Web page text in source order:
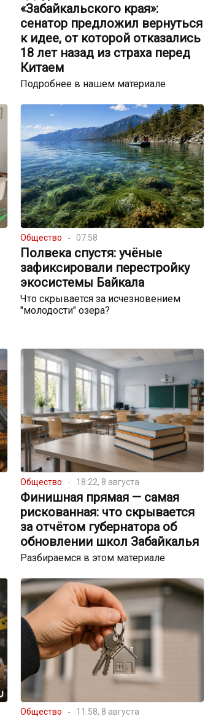
«Забайкальского края»:
сенатор предложил вернуться
к идее, от которой отказались
18 лет назад из страха перед
Китаем
Подробнее в нашем материале
Общество 07:58
Полвека спустя: учёные
зафиксировали перестройку
экосистемы Байкала
Что скрывается за исчезновением
"молодости" озера?
Общество 18:22, 8 августа
Финишная прямая — самая
рискованная: что скрывается
за отчётом губернатора об
обновлении школ Забайкалья
Разбираемся в этом материале
Общество 11:58, 8 августа